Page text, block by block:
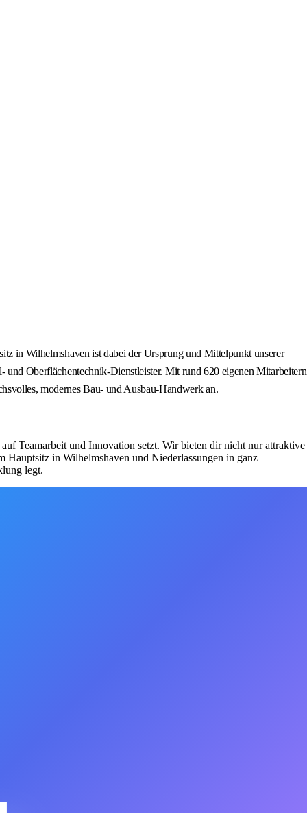
in Wilhelmshaven ist dabei der Ursprung und Mittelpunkt unserer
und Oberflächentechnik-Dienstleister. Mit rund 620 eigenen Mitarbeitern
modernes Bau- und Ausbau-Handwerk an.
Teamarbeit und Innovation setzt. Wir bieten dir nicht nur attraktive
Hauptsitz in Wilhelmshaven und Niederlassungen in ganz
legt.